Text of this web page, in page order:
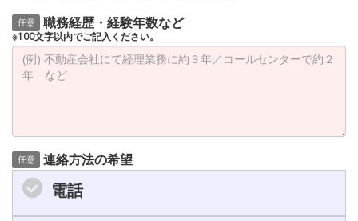
任意 職務経歴・経験年数など
※100文字以内でご記入ください。
任意 連絡方法の希望
電話